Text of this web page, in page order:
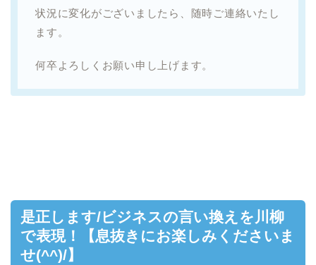
状況に変化がございましたら、随時ご連絡いたし
ます。
何卒よろしくお願い申し上げます。
是正します/ビジネスの言い換えを川柳
で表現！【息抜きにお楽しみくださいま
せ(^^)/】